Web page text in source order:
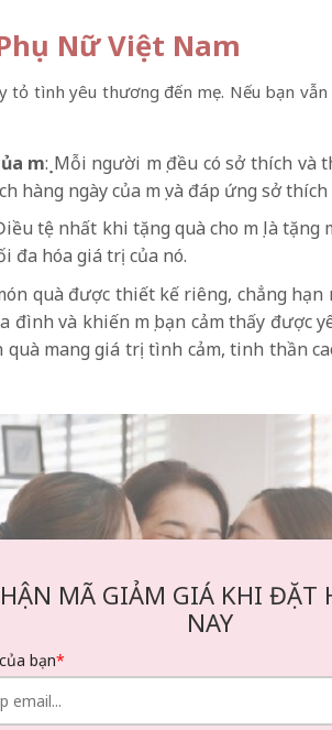
Nữ Việt Nam
tỏ tình yêu thương đến mẹ. Nếu bạn
mẹ: Mỗi người mẹ đều có sở thích
ngày của mẹ và đáp ứng sở
tệ nhất khi tặng quà cho mẹ là
đa hóa giá trị của nó.
quà được thiết kế riêng, chẳng hạn
và khiến mẹ bạn cảm thấy được
mang giá trị tình cảm, tinh thần
MÃ GIẢM GIÁ KHI ĐẶT
NAY
bạn*